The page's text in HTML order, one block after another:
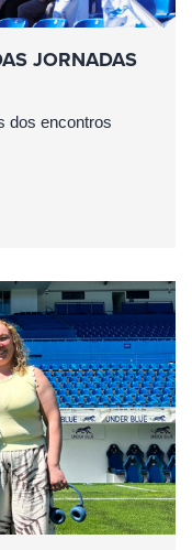
JORNADAS
dos encontros